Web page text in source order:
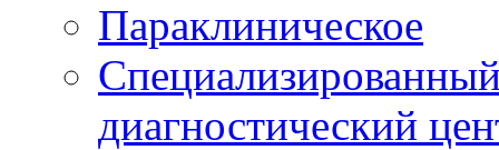
Параклиническое
диагностический